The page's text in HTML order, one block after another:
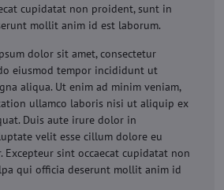
cupidatat non proident, sunt in
mollit anim id est laborum.
dolor sit amet, consectetur
eiusmod tempor incididunt ut
aliqua. Ut enim ad minim veniam,
ullamco laboris nisi ut aliquip ex
Duis aute irure dolor in
velit esse cillum dolore eu
sint occaecat cupidatat non
qui officia deserunt mollit anim id